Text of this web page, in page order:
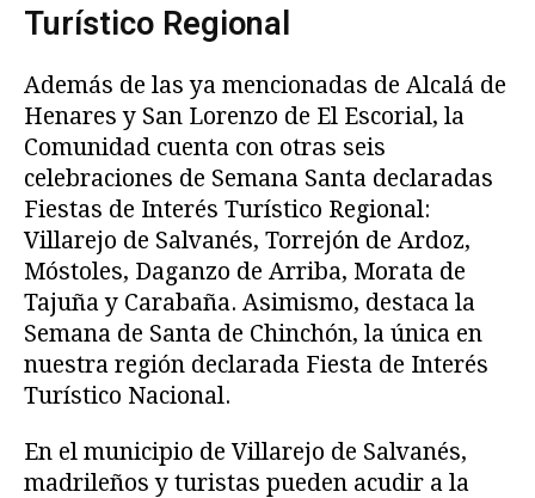
Turístico Regional
Además de las ya mencionadas de Alcalá de
Henares y San Lorenzo de El Escorial, la
Comunidad cuenta con otras seis
celebraciones de Semana Santa declaradas
Fiestas de Interés Turístico Regional:
Villarejo de Salvanés, Torrejón de Ardoz,
Móstoles, Daganzo de Arriba, Morata de
Tajuña y Carabaña. Asimismo, destaca la
Semana de Santa de Chinchón, la única en
nuestra región declarada Fiesta de Interés
Turístico Nacional.
En el municipio de Villarejo de Salvanés,
madrileños y turistas pueden acudir a la